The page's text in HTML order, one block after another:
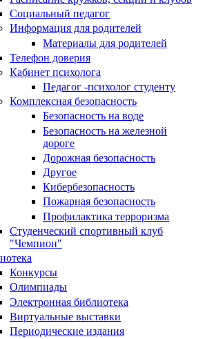
Социальный педагог
Информация для родителей
Материалы для родителей
Телефон доверия
Кабинет психолога
Педагог -психолог студенту
Комплексная безопасность
Безопасность на воде
Безопасность на железной
дороге
Дорожная безопасность
Другое
Кибербезопасность
Пожарная безопасность
Профилактика терроризма
Студенческий спортивный клуб
"Чемпион"
Конкурсы
Олимпиады
Электронная библиотека
Виртуальные выставки
Периодические издания